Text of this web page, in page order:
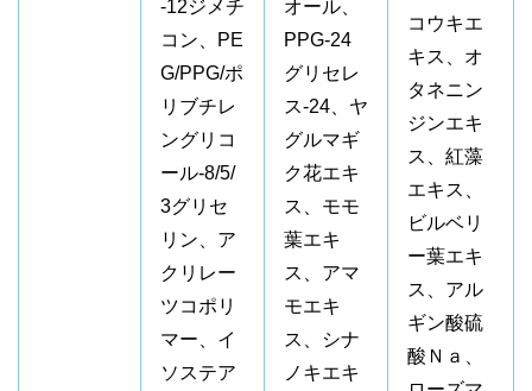
-12ジメチ
コン、PE
G/PPG/ポ
リブチレ
ングリコ
ール-8/5/
3グリセ
リン、ア
クリレー
ツコポリ
マー、イ
ソステア
オール、
PPG-24
グリセレ
ス-24、ヤ
グルマギ
ク花エキ
ス、モモ
葉エキ
ス、アマ
モエキ
ス、シナ
ノキエキ
コウキエ
キス、オ
タネニン
ジンエキ
ス、紅藻
エキス、
ビルベリ
ー葉エキ
ス、アル
ギン酸硫
酸Ｎａ、